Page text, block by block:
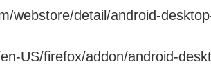
webstore/detail/android-
US/firefox/addon/android-